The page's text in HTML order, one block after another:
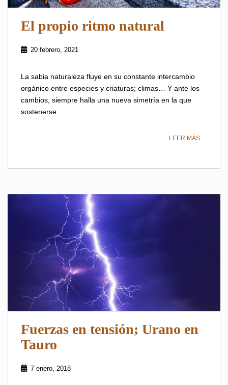
El propio ritmo natural
20 febrero, 2021
La sabia naturaleza fluye en su constante intercambio
orgánico entre especies y criaturas; climas… Y ante los
cambios, siempre halla una nueva simetría en la que
sostenerse.
LEER MÁS
Fuerzas en tensión; Urano en
Tauro
7 enero, 2018